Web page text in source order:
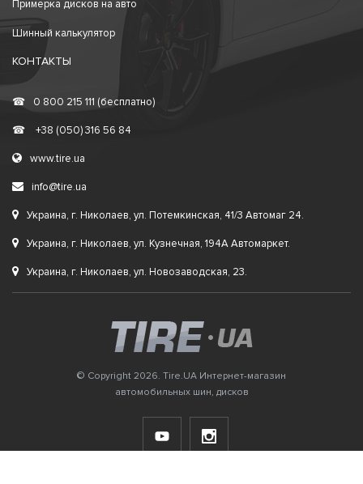
Примерка дисков на авто
Шинный калькулятор
КОНТАКТЫ
☎ 0 800 215 111 (бесплатно)
☎ +38 (050) 316 56 84
www.tire.ua
info@tire.ua
Украина, г. Николаев, ул. Потемкинская, 41/3 Автомаг 24.
Украина, г. Николаев, ул. Кузнечная, 194А Автомаркет.
Украина, г. Николаев, ул. Новозаводская, 23.
© Copyright 2026. Tire.UA Интернет-магазин
автомобильных шин, дисков